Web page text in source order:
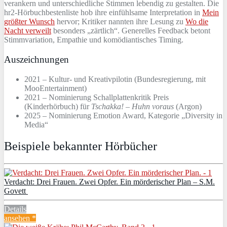
verankern und unterschiedliche Stimmen lebendig zu gestalten. Die
hr2-Hörbuchbestenliste hob ihre einfühlsame Interpretation in Mein
größter Wunsch hervor; Kritiker nannten ihre Lesung zu Wo die
Nacht verweilt besonders „zärtlich“. Generelles Feedback betont
Stimmvariation, Empathie und komödiantisches Timing.
Auszeichnungen
2021 – Kultur- und Kreativpilotin (Bundesregierung, mit
MooEntertainment)
2021 – Nominierung Schallplattenkritik Preis
(Kinderhörbuch) für Tschakka! – Huhn voraus (Argon)
2025 – Nominierung Emotion Award, Kategorie „Diversity in
Media“
Beispiele bekannter Hörbücher
Verdacht: Drei Frauen. Zwei Opfer. Ein mörderischer Plan – S.M.
Govett
Details
ansehen *